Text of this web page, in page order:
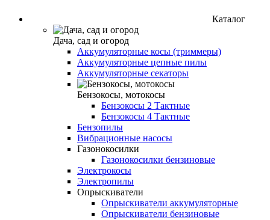
Каталог
Дача, сад и огород
Аккумуляторные косы (триммеры)
Аккумуляторные цепные пилы
Аккумуляторные секаторы
Бензокосы, мотокосы
Бензокосы 2 Тактные
Бензокосы 4 Тактные
Бензопилы
Вибрационные насосы
Газонокосилки
Газонокосилки бензиновые
Электрокосы
Электропилы
Опрыскиватели
Опрыскиватели аккумуляторные
Опрыскиватели бензиновые